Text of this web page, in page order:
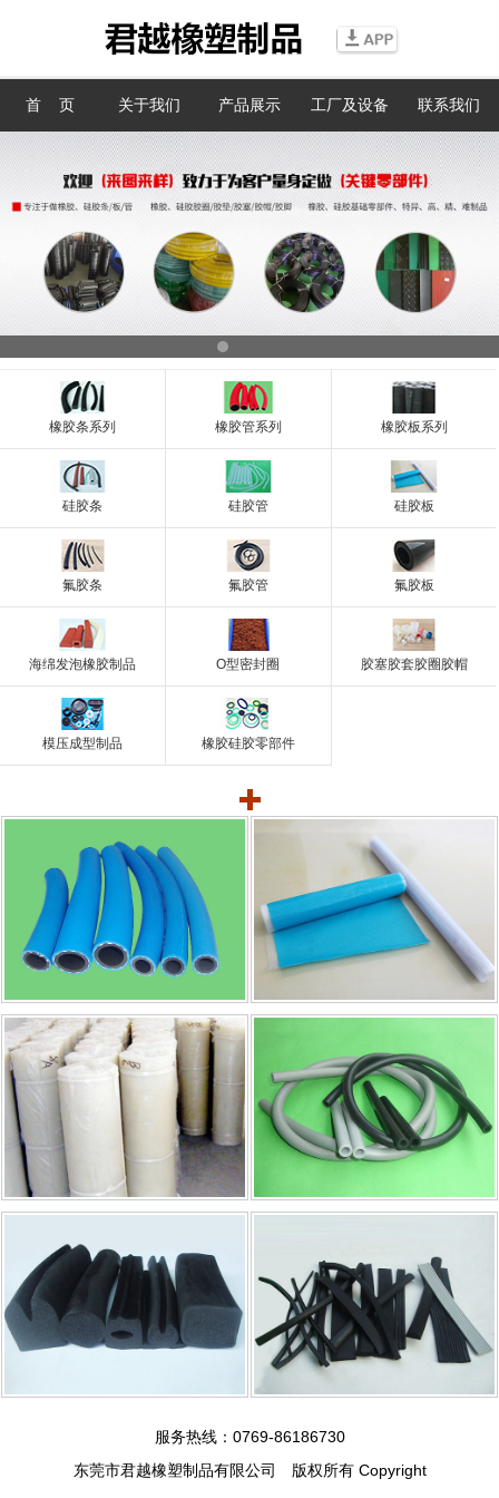
首 页 关于我们 产品展示 工厂及设备 联系我们
橡胶条系列 橡胶管系列 橡胶板系列
硅胶条 硅胶管 硅胶板
氟胶条 氟胶管 氟胶板
海绵发泡橡胶制品 O型密封圈 胶塞胶套胶圈胶帽
模压成型制品 橡胶硅胶零部件
服务热线：0769-86186730
东莞市君越橡塑制品有限公司 版权所有 Copyright
搜索